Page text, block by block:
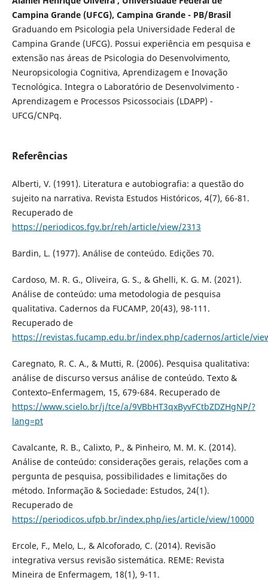
Campina Grande (UFCG), Campina Grande - PB/Brasil
Graduando em Psicologia pela Universidade Federal de
Campina Grande (UFCG). Possui experiência em pesquisa e
extensão nas áreas de Psicologia do Desenvolvimento,
Neuropsicologia Cognitiva, Aprendizagem e Inovação
Tecnológica. Integra o Laboratório de Desenvolvimento -
Aprendizagem e Processos Psicossociais (LDAPP) -
UFCG/CNPq.
Referências
Alberti, V. (1991). Literatura e autobiografia: a questão do
sujeito na narrativa. Revista Estudos Históricos, 4(7), 66-81.
Recuperado de
https://periodicos.fgv.br/reh/article/view/2313
Bardin, L. (1977). Análise de conteúdo. Edições 70.
Cardoso, M. R. G., Oliveira, G. S., & Ghelli, K. G. M. (2021).
Análise de conteúdo: uma metodologia de pesquisa
qualitativa. Cadernos da FUCAMP, 20(43), 98-111.
Recuperado de
https://revistas.fucamp.edu.br/index.php/cadernos/article/
Caregnato, R. C. A., & Mutti, R. (2006). Pesquisa qualitativa:
análise de discurso versus análise de conteúdo. Texto &
Contexto–Enfermagem, 15, 679-684. Recuperado de
https://www.scielo.br/j/tce/a/9VBbHT3qxByvFCtbZDZHgNP/?
lang=pt
Cavalcante, R. B., Calixto, P., & Pinheiro, M. M. K. (2014).
Análise de conteúdo: considerações gerais, relações com a
pergunta de pesquisa, possibilidades e limitações do
método. Informação & Sociedade: Estudos, 24(1).
Recuperado de
https://periodicos.ufpb.br/index.php/ies/article/view/10000
Ercole, F., Melo, L., & Alcoforado, C. (2014). Revisão
integrativa versus revisão sistemática. REME: Revista
Mineira de Enfermagem, 18(1), 9-11.